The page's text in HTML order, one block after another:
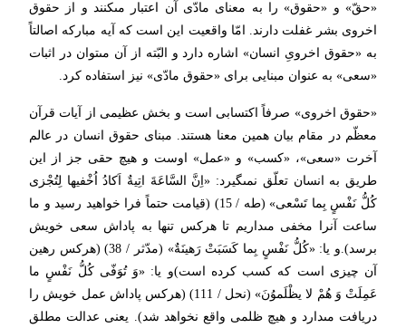
«حقّ» و «حقوق» را به معناى مادّى آن اعتبار مى‏كنند و از حقوق
اخروى بشر غفلت دارند. امّا واقعیت این است كه آیه مباركه اصالتاً
به «حقوق اخروىِ انسان» اشاره دارد و البّته از آن مى‏توان در اثبات
«سعى» به عنوان مبنایى براى «حقوق مادّى» نیز استفاده كرد.
«حقوق اخروى» صرفاً اكتسابى است و بخش عظیمى از آیات قرآن
معظّم در مقام بیان همین معنا هستند. مبناى حقوق انسان در عالم
آخرت «سعى»، «كسب» و «عمل» اوست و هیچ حقى جز از این
طریق به انسان تعلّق نمى‏گیرد: «اِنَّ السَّاعَةَ اتِیةٌ اَكادُ اُخْفیها لِتُجْزى
كُلُّ نَفْسٍ بِما تَسْعى» (طه / 15) (قیامت حتماً فرا خواهید رسید و ما
ساعت آنرا مخفى مى‏داریم تا هركس تنها به پاداش سعى خویش
برسد).و یا: «كُلُّ نَفْسٍ بِما كَسَبَتْ رَهینَةٌ» (مدّثر / 38) (هركس رهین
آن چیزى است كه كسب كرده است)و یا: «وَ تُوَفّى‏ كُلُّ نَفْسٍ ما
عَمِلَتْ وَ هُمْ لا یظْلَموُنَ» (نحل / 111) (هركس پاداش عمل خویش را
دریافت مى‏دارد و هیچ ظلمى واقع نخواهد شد). یعنى عدالت مطلق